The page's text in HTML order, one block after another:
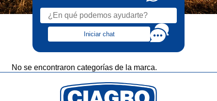
Iniciar chat
No se encontraron categorías de la marca.